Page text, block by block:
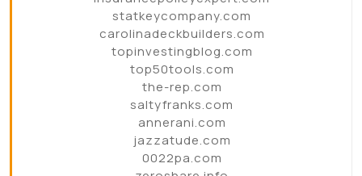
statkeycompany.com
carolinadeckbuilders.com
topinvestingblog.com
top50tools.com
the-rep.com
saltyfranks.com
annerani.com
jazzatude.com
0022pa.com